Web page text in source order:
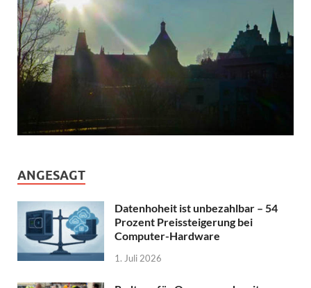
ANGESAGT
Datenhoheit ist unbezahlbar – 54
Prozent Preissteigerung bei
Computer-Hardware
1. Juli 2026